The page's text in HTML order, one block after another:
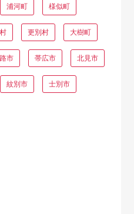
浦河町 様似町
更別村 大樹町
市 帯広市 北見市
紋別市 士別市